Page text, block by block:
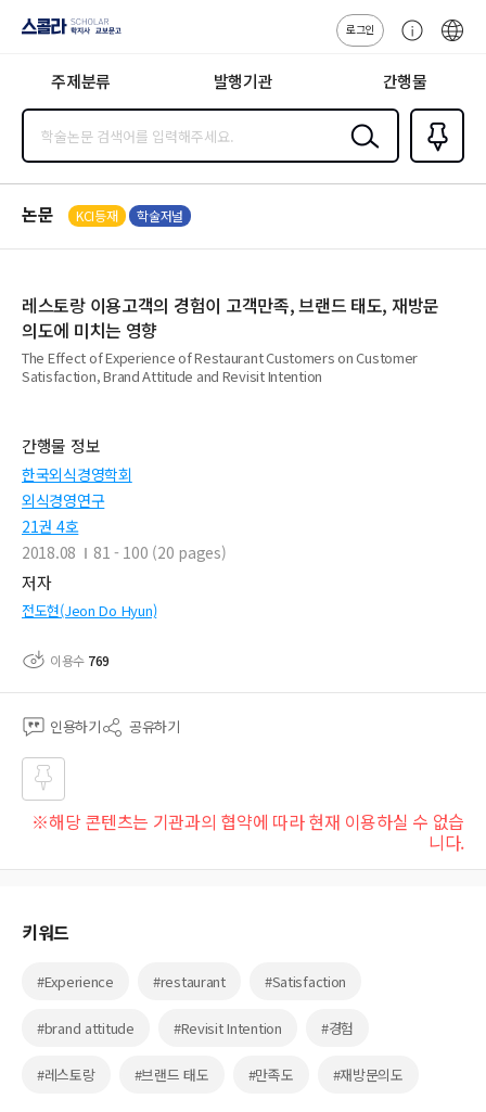
지사·교보문고
로그인
센
주제분류 발행기관 간행물
검색
즐겨찾
기0
논문 KCI등재 학술저널
레스토랑 이용고객의 경험이 고객만족, 브랜드 태도, 재방문
의도에 미치는 영향
The Effect of Experience of Restaurant Customers on Customer
Satisfaction, Brand Attitude and Revisit Intention
간행물 정보
한국외식경영학회
외식경영연구
21권 4호
2018.08
81 - 100 (20 pages)
저자
전도현(Jeon Do Hyun)
이용수 769
인용하기 공유하기
즐겨
찾기
※해당 콘텐츠는 기관과의 협약에 따라 현재 이용하실 수 없습
니다.
키워드
#Experience #restaurant #Satisfaction
#brand attitude #Revisit Intention #경험
#레스토랑 #브랜드 태도 #만족도 #재방문의도